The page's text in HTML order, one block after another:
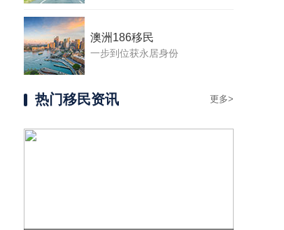
澳洲186移民
一步到位获永居身份
热门移民资讯 更多>